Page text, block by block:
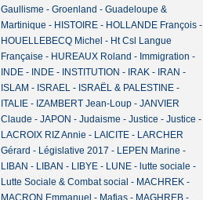
Gaullisme - Groenland - Guadeloupe &
Martinique - HISTOIRE- HOLLANDE François-
HOUELLEBECQ Michel - Ht Csl Langue
Française - HUREAUX Roland - Immigration -
INDE- INDE- INSTITUTION - IRAK- IRAN -
ISLAM - ISRAEL- ISRAËL & PALESTINE-
ITALIE- IZAMBERT Jean-Loup- JANVIER
Claude - JAPON - Judaisme - Justice - Justice -
LACROIX RIZ Annie - LAICITE- LARCHER
Gérard - Législative 2017 - LEPEN Marine -
LIBAN - LIBAN - LIBYE- LUNE- lutte sociale -
Lutte Sociale & Combat social - MACHREK-
MACRON Emmanuel - Mafias- MAGHREB-